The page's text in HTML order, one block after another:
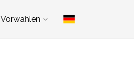
Vorwahlen